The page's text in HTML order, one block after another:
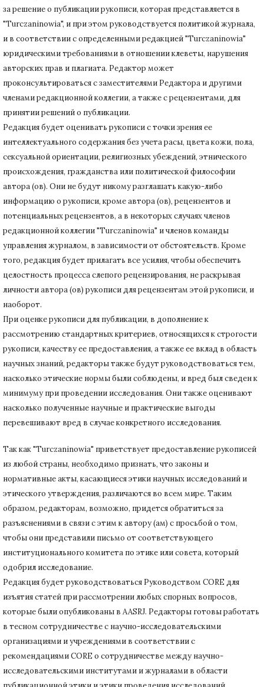
за решение о публикации рукописи, которая представляется в
"Turczaninowia", и при этом руководствуется политикой журнала,
и в соответствии с определенными редакцией "Turczaninowia"
юридическими требованиями в отношении клеветы, нарушения
авторских прав и плагиата. Редактор может
проконсультироваться с заместителями Редактора и другими
членами редакционной коллегии, а также с рецензентами, для
принятии решений о публикации.
Редакция будет оценивать рукописи с точки зрения ее
интеллектуального содержания без учета расы, цвета кожи, пола,
сексуальной ориентации, религиозных убеждений, этнического
происхождения, гражданства или политической философии
автора (ов). Они не будут никому разглашать какую-либо
информацию о рукописи, кроме автора (ов), рецензентов и
потенциальных рецензентов, а в некоторых случаях членов
редакционной коллегии "Turczaninowia" и членов команды
управления журналом, в зависимости от обстоятельств. Кроме
того, редакция будет прилагать все усилия, чтобы обеспечить
целостность процесса слепого рецензирования, не раскрывая
личности автора (ов) рукописи для рецензентам этой рукописи, и
наоборот.
При оценке рукописи для публикации, в дополнение к
рассмотрению стандартных критериев, относящихся к строгости
рукописи, качеству ее предоставления, а также ее вклад в область
научных знаний, редакторы также будут руководствоваться тем,
насколько этические нормы были соблюдены, и вред был сведен к
минимуму при проведении исследования. Они также оценивают
насколько полученные научные и практические выгоды
перевешивают вред в случае конкретного исследования.
Так как "Turczaninowia" приветствует предоставление рукописей
из любой страны, необходимо признать, что законы и
нормативные акты, касающиеся этики научных исследований и
этического утверждения, различаются во всем мире. Таким
образом, редакторам, возможно, придется обратиться за
разъяснениями в связи с этим к автору (ам) с просьбой о том,
чтобы они представили письмо от соответствующего
институционального комитета по этике или совета, который
одобрил исследование.
Редакция будет руководствоваться Руководством CORE для
изъятия статей при рассмотрении любых спорных вопросов,
которые были опубликованы в AASRJ. Редакторы готовыработать
в тесном сотрудничестве с научно-исследовательскими
организациями и учреждениями в соответствии с
рекомендациями CORE о сотрудничестве между научно-
исследовательскими институтами и журналами в области